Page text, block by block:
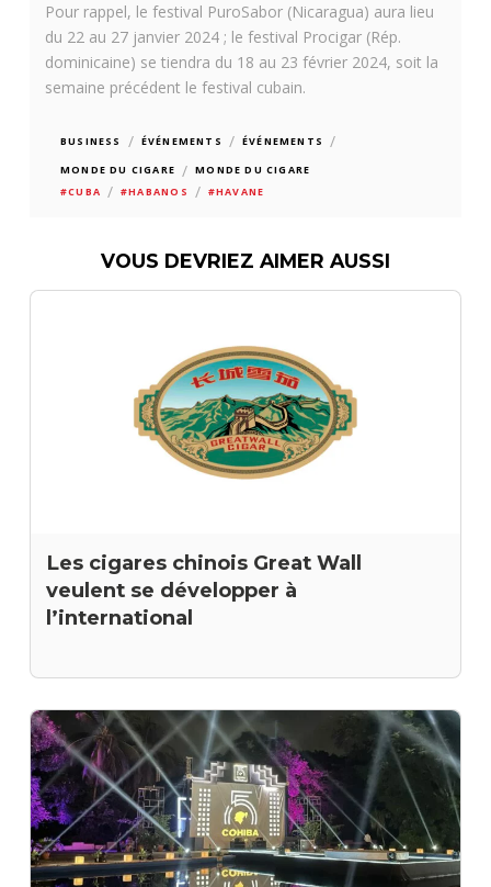
Pour rappel, le festival PuroSabor (Nicaragua) aura lieu
du 22 au 27 janvier 2024 ; le festival Procigar (Rép.
dominicaine) se tiendra du 18 au 23 février 2024, soit la
semaine précédent le festival cubain.
BUSINESS / ÉVÉNEMENTS / ÉVÉNEMENTS /
MONDE DU CIGARE / MONDE DU CIGARE
#CUBA / #HABANOS / #HAVANE
VOUS DEVRIEZ AIMER AUSSI
Les cigares chinois Great Wall
veulent se développer à
l’international